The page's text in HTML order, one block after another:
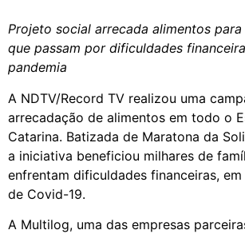
Projeto social arrecada alimentos
que passam por dificuldades
pandemia
A NDTV/Record TV realizou uma
arrecadação de alimentos em todo o
Catarina. Batizada de Maratona da
a iniciativa beneficiou milhares de
enfrentam dificuldades financeiras,
de Covid-19.
A Multilog, uma das empresas